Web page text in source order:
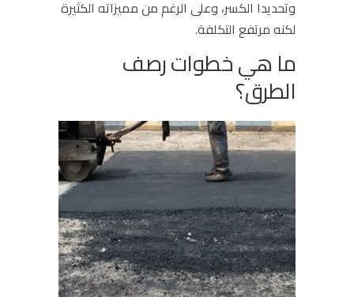
وتحديدا الكسر، وعلى الرغم من مميزاته الكثيرة
لكنه مرتفع التكلفة.
ما هي خطوات رصف
الطرق؟